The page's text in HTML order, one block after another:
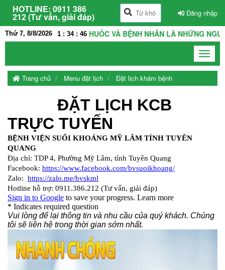
HOTLINE: 0911 386
212 (Tư vấn, giải đáp) Đăng nhập
Thứ 7, 8/8/2026 1 : 34 : 46
LÀ NHÀ, THẦY THUỐC VÀ BỆNH NHÂN LÀ NHỮNG
Toggle
Trang chủ
Menu đặt lịch Đặt lịch khám bệnh